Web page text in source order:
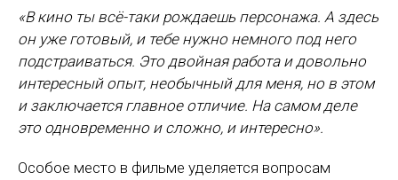
«В кино ты всё-таки рождаешь персонажа. А здесь
он уже готовый, и тебе нужно немного под него
подстраиваться. Это двойная работа и довольно
интересный опыт, необычный для меня, но в этом
и заключается главное отличие. На самом деле
это одновременно и сложно, и интересно».
Особое место в фильме уделяется вопросам